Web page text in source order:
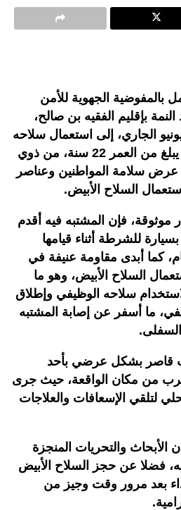
الجهوية للأمن
بإقليم الفقيه بن صالح،
الجاري، إلى استعمال سلاحه
الوظيفي لتوقيف شخص يبلغ من العمر 22 سنة، من ذوي
عرض سلامة المواطنين وعناصر
السلاح الأبيض.
موثوقة، فإن المشتبه فيه أقدم
للشرطة أثناء قيامها
كما أبدى مقاومة عنيفة في
السلاح الأبيض، وهو ما
سلاحه الوظيفي وإطلاق
ما أسفر عن إصابة المشتبه
.
قاصر بشكل عرضي بأحد
من مكان الواقعة، حيث جرى
لتلقي الإسعافات والعلاجات
الأبحاث والتحريات المنجزة
فضلا عن حجز السلاح الأبيض
بعد مرور وقت وجيز من
.